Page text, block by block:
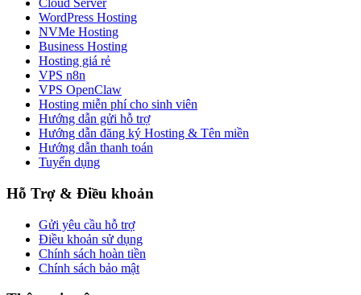
Cloud Server
WordPress Hosting
NVMe Hosting
Business Hosting
Hosting giá rẻ
VPS n8n
VPS OpenClaw
Hosting miễn phí cho sinh viên
Hướng dẫn gửi hỗ trợ
Hướng dẫn đăng ký Hosting & Tên miền
Hướng dẫn thanh toán
Tuyển dụng
Hỗ Trợ & Điều khoản
Gửi yêu cầu hỗ trợ
Điều khoản sử dụng
Chính sách hoàn tiền
Chính sách bảo mật